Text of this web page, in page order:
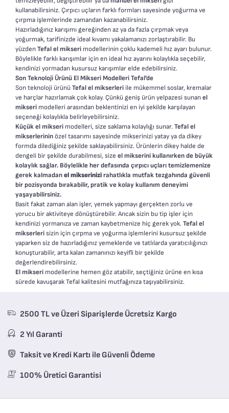
kullanabilirsiniz. Çırpıcı uçların farklı formları sayesinde yoğurma ve
çırpma işlemlerinde zamandan kazanabilirsiniz.
Hazırladığınız karışımı gereğinden az ya da fazla çırpmak veya
yoğurmak, tarifinizde ideal kıvamı yakalamanızı zorlaştırabilir. Bu
yüzdenTefal el mikseri modellerinin çoklu kademeli hız ayarı bulunur.
Böylelikle farklı karışımlar için en ideal hız ayarını kolaylıkla seçebilir,
kendinizi yormadan kusursuz karışımlar elde edebilirsiniz.
Son Teknoloji Ürünü El Mikseri Modelleri Tefal’de
Son teknoloji ürünü Tefal el mikserleri ile mükemmel soslar, kremalar
ve harçlar hazırlamak çok kolay. Çünkü geniş ürün yelpazesi sunanel
mikseri modelleri arasından beklentinizi en iyi şekilde karşılayan
seçeneği kolaylıkla belirleyebilirsiniz.
Küçük el mikseri modelleri, size saklama kolaylığı sunar.Tefal el
mikserlerininözel tasarımı sayesinde mikserinizi yatay ya da dikey
formda dilediğiniz şekilde saklayabilirsiniz. Ürünlerin dikey halde de
dengeli bir şekilde durabilmesi, size el mikserini kullanırken de büyük
kolaylık sağlar. Böylelikle her defasında çırpıcı uçları temizlemenize
gerek kalmadanel mikserinizirahatlıkla mutfak tezgahında güvenli
bir pozisyonda bırakabilir, pratik ve kolay kullanım deneyimi
yaşayabilirsiniz.
Basit fakat zaman alan işler, yemek yapmayı gerçekten zorlu ve
yorucu bir aktiviteye dönüştürebilir. Ancak sizin bu tip işler için
kendinizi yormanıza ve zaman kaybetmenize hiç gerek yok.Tefal el
mikserlerisizin için çırpma ve yoğurma işlemlerini kusursuz şekilde
yaparken siz de hazırladığınız yemeklerde ve tatlılarda yaratıcılığınızı
konuşturabilir, arta kalan zamanınızı keyifli bir şekilde
değerlendirebilirsiniz.
El mikseri modellerine hemen göz atabilir, seçtiğiniz ürüne en kısa
sürede kavuşarak Tefal kalitesini mutfağınıza taşıyabilirsiniz.
2500 TL ve Üzeri Siparişlerde Ücretsiz Kargo
2 Yıl Garanti
Taksit ve Kredi Kartı ile Güvenli Ödeme
100% Üretici Garantisi